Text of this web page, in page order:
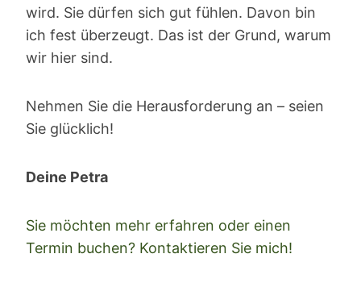
wird. Sie dürfen sich gut fühlen. Davon bin
ich fest überzeugt. Das ist der Grund, warum
wir hier sind.
Nehmen Sie die Herausforderung an – seien
Sie glücklich!
Deine Petra
Sie möchten mehr erfahren oder einen
Termin buchen? Kontaktieren Sie mich!